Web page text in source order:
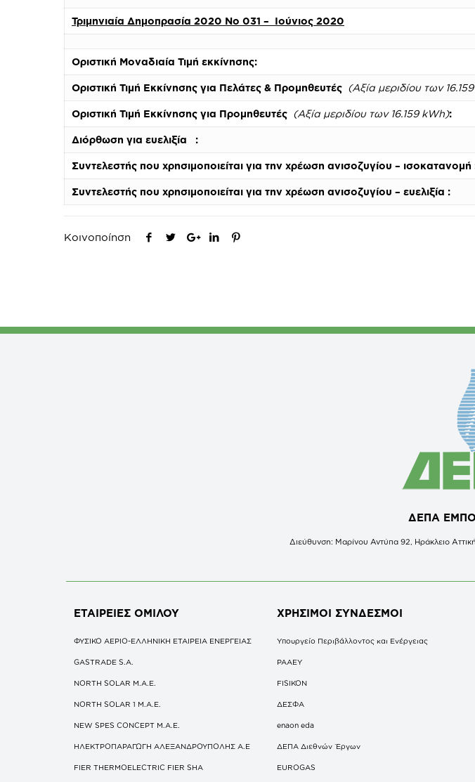
Τριμηνιαία Δημοπρασία 2020 Νο 031 – Ιούνιος 2020
Οριστική Μοναδιαία Τιμή εκκίνησης:
Οριστική Τιμή Εκκίνησης για Πελάτες & Προμηθευτές (Αξία μεριδίου των
Οριστική Τιμή Εκκίνησης για Προμηθευτές (Αξία μεριδίου των 16.159 kWh):
Διόρθωση για ευελιξία :
Συντελεστής που χρησιμοποιείται για την χρέωση ανισοζυγίου – ισοκατανομή
Συντελεστής που χρησιμοποιείται για την χρέωση ανισοζυγίου – ευελιξία :
Κοινοποίηση
ΔΕΠΑ
Διεύθυνση: Μαρίνου Αντύπα 92, Ηράκλειο
ΕΤΑΙΡΕΙΕΣΟΜΙΛΟΥ
ΦΥΣΙΚΟ ΑΕΡΙΟ-ΕΛΛΗΝΙΚΗ ΕΤΑΙΡΕΙΑ ΕΝΕΡΓΕΙΑΣ
GASTRADE S.A.
NORTH SOLAR M.Α.Ε.
NORTH SOLAR 1 M.Α.Ε.
NEW SPES CONCEPT Μ.Α.Ε.
ΗΛΕΚΤΡΟΠΑΡΑΓΩΓΗ ΑΛΕΞΑΝΔΡΟΥΠΟΛΗΣ A.E
FIER THERMOELECTRIC FIER SHA
ΧΡΗΣΙΜΟΙ ΣΥΝΔΕΣΜΟΙ
Υπουργείο Περιβάλλοντος και Ενέργειας
ΡΑΑΕΥ
FISIKON
ΔΕΣΦΑ
enaon eda
ΔΕΠΑ Διεθνών Έργων
EUROGAS